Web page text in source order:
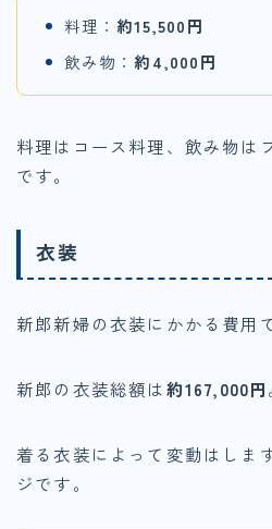
料理： 約15,500円
飲み物： 約4,000円
料理はコース料理、飲み物は
です。
衣装
新郎新婦の衣装にかかる費用
新郎の衣装総額は約167,000円
着る衣装によって変動はしま
ジです。